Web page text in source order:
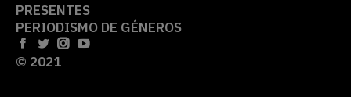
PRESENTES
PERIODISMO DE GÉNEROS
© 2021